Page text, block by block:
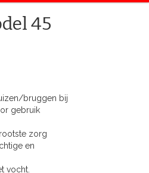
45
bruggen bij
gebruik
zorg
en
vocht.